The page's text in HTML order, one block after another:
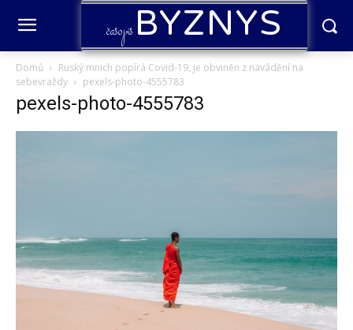
časopisBYZNYS
Domů
Ruský mnich popírá Covid-19, je obviněn z navádění na
sebevraždy
pexels-photo-4555783
pexels-photo-4555783